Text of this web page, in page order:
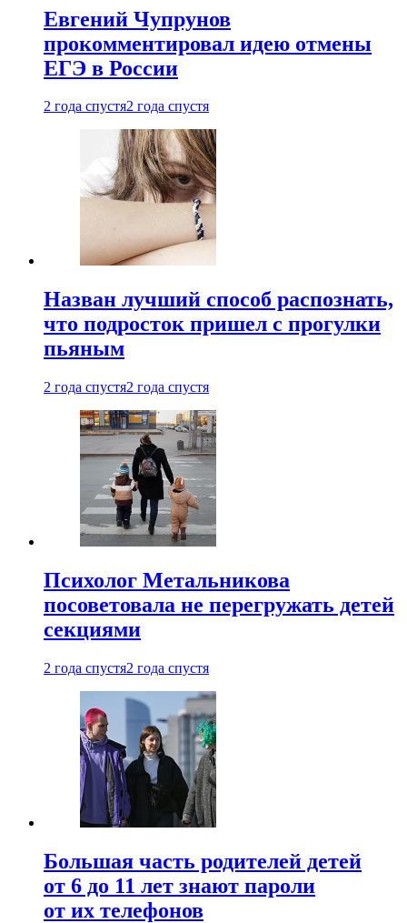
Евгений Чупрунов
прокомментировал идею отмены
ЕГЭ в России
2 года спустя2 года спустя
Назван лучший способ распознать,
что подросток пришел с прогулки
пьяным
2 года спустя2 года спустя
Психолог Метальникова
посоветовала не перегружать детей
секциями
2 года спустя2 года спустя
Большая часть родителей детей
от 6 до 11 лет знают пароли
от их телефонов